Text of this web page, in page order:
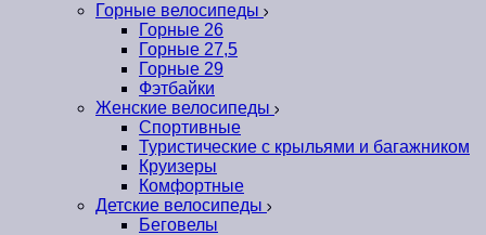
Горные велосипеды
Горные 26
Горные 27,5
Горные 29
Фэтбайки
Женские велосипеды
Спортивные
Туристические с крыльями и багажником
Круизеры
Комфортные
Детские велосипеды
Беговелы